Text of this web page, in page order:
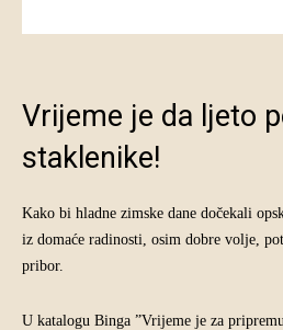
Vrijeme je da ljeto
staklenike!
Kako bi hladne zimske dane dočekali
iz domaće radinosti, osim dobre volje,
pribor.
U katalogu Binga ”Vrijeme je za